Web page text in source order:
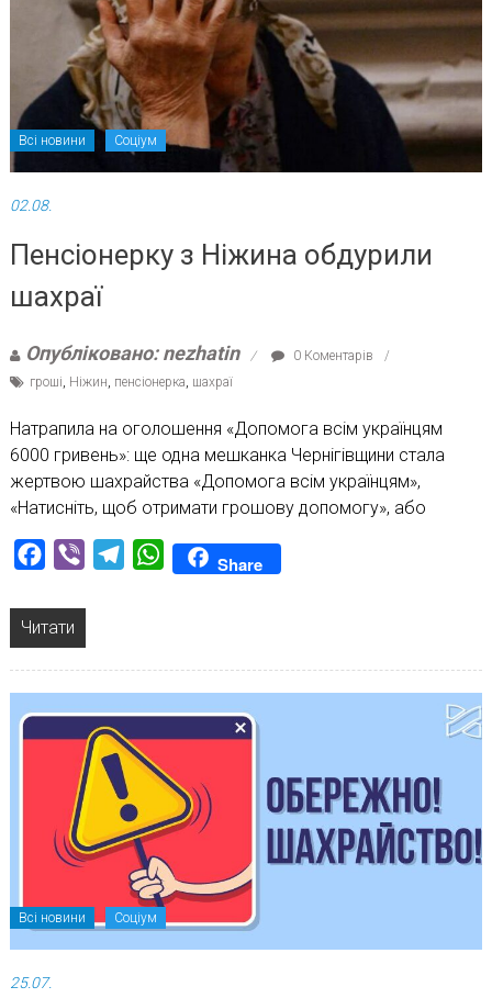
Всі новини Соціум
02.08.
Пенсіонерку з Ніжина обдурили
шахраї
Опубліковано: nezhatin
0 Коментарів
гроші Ніжин пенсіонерка шахраї
Натрапила на оголошення «Допомога всім українцям
6000 гривень»: ще одна мешканка Чернігівщини стала
жертвою шахрайства «Допомога всім українцям»,
«Натисніть, щоб отримати грошову допомогу», або
Facebook
Viber TelegramWhatsAppShare
Читати
Всі новини Соціум
25.07.